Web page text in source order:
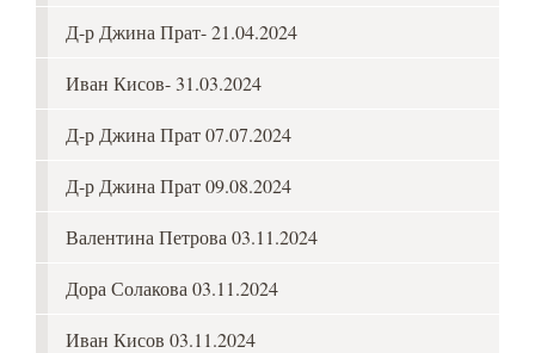
Д-р Джина Прат- 21.04.2024
Иван Кисов- 31.03.2024
Д-р Джина Прат 07.07.2024
Д-р Джина Прат 09.08.2024
Валентина Петрова 03.11.2024
Дора Солакова 03.11.2024
Иван Кисов 03.11.2024